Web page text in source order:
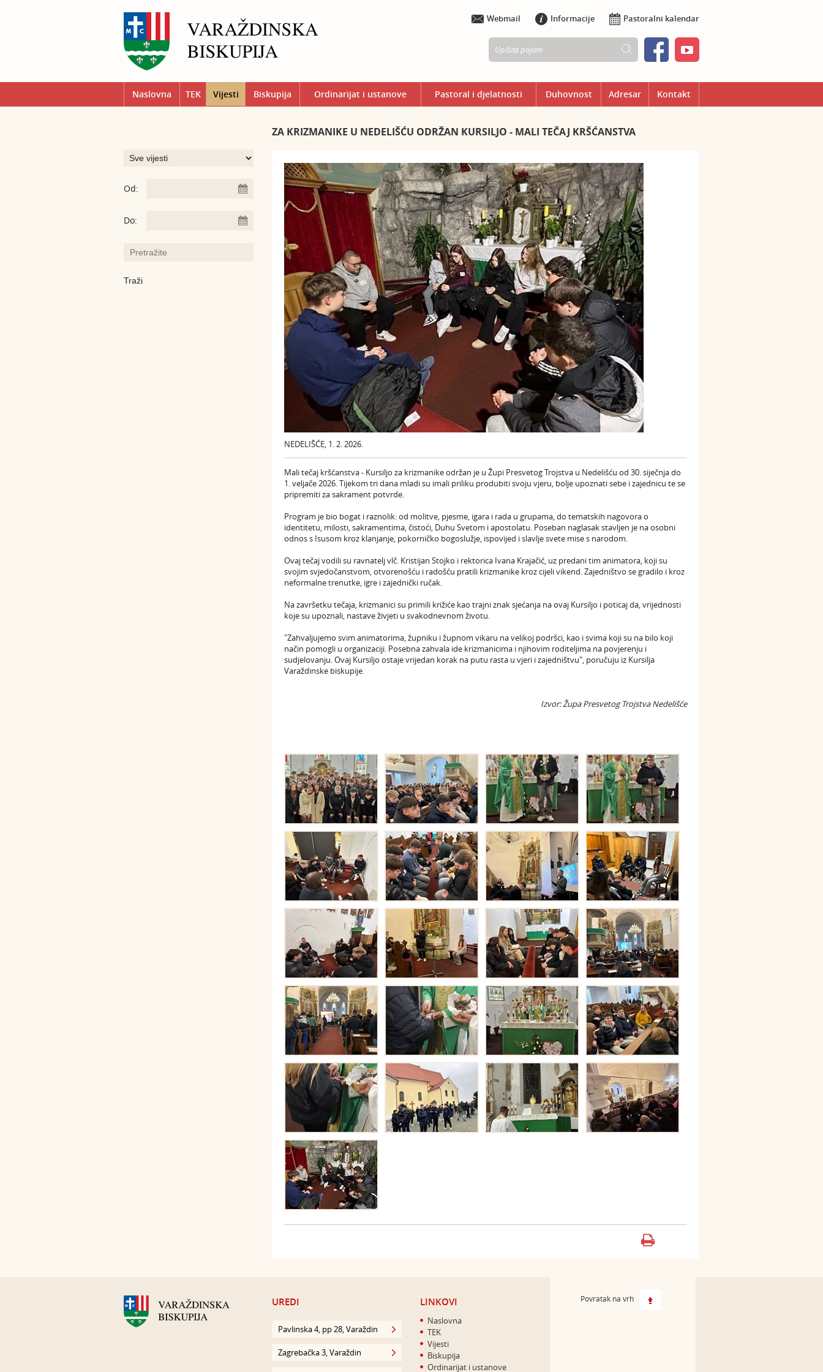
Webmail Informacije Pastoralni kalendar
Naslovna TEK Vijesti Biskupija Ordinarijat i ustanove Pastoral i djelatnosti Duhovnost Adresar Kontakt
Od:
Do:
ZA KRIZMANIKE U NEDELIŠĆU ODRŽAN KURSILJO - MALI TEČAJ KRŠĆANSTVA
NEDELIŠĆE, 1. 2. 2026.
Mali tečaj kršćanstva - Kursiljo za krizmanike održan je u Župi Presvetog Trojstva u Nedelišću od 30. siječnja do
1. veljače 2026. Tijekom tri dana mladi su imali priliku produbiti svoju vjeru, bolje upoznati sebe i zajednicu te se
pripremiti za sakrament potvrde.
Program je bio bogat i raznolik: od molitve, pjesme, igara i rada u grupama, do tematskih nagovora o
identitetu, milosti, sakramentima, čistoći, Duhu Svetom i apostolatu. Poseban naglasak stavljen je na osobni
odnos s Isusom kroz klanjanje, pokorničko bogoslužje, ispovijed i slavlje svete mise s narodom.
Ovaj tečaj vodili su ravnatelj vlč. Kristijan Stojko i rektorica Ivana Krajačić, uz predani tim animatora, koji su
svojim svjedočanstvom, otvorenošću i radošću pratili krizmanike kroz cijeli vikend. Zajedništvo se gradilo i kroz
neformalne trenutke, igre i zajednički ručak.
Na završetku tečaja, krizmanici su primili križiće kao trajni znak sjećanja na ovaj Kursiljo i poticaj da, vrijednosti
koje su upoznali, nastave živjeti u svakodnevnom životu.
"Zahvaljujemo svim animatorima, župniku i župnom vikaru na velikoj podršci, kao i svima koji su na bilo koji
način pomogli u organizaciji. Posebna zahvala ide krizmanicima i njihovim roditeljima na povjerenju i
sudjelovanju. Ovaj Kursiljo ostaje vrijedan korak na putu rasta u vjeri i zajedništvu", poručuju iz Kursilja
Varaždinske biskupije.
Izvor: Župa Presvetog Trojstva Nedelišće
UREDI
Pavlinska 4, pp 28, Varaždin
Zagrebačka 3, Varaždin
LINKOVI
Naslovna
TEK
Vijesti
Biskupija
Ordinarijat i ustanove
Povratak na vrh